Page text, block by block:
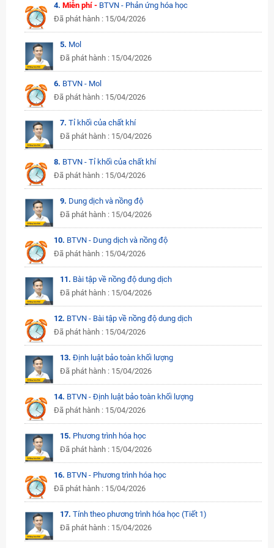
4.Miễn phí - BTVN - Phản ứng hóa học
Đã phát hành : 15/04/2026
5. Mol
Đã phát hành : 15/04/2026
6. BTVN - Mol
Đã phát hành : 15/04/2026
7. Tỉ khối của chất khí
Đã phát hành : 15/04/2026
8. BTVN - Tỉ khối của chất khí
Đã phát hành : 15/04/2026
9. Dung dịch và nồng độ
Đã phát hành : 15/04/2026
10. BTVN - Dung dịch và nồng độ
Đã phát hành : 15/04/2026
11. Bài tập về nồng độ dung dịch
Đã phát hành : 15/04/2026
12. BTVN - Bài tập về nồng độ dung dịch
Đã phát hành : 15/04/2026
13. Định luật bảo toàn khối lượng
Đã phát hành : 15/04/2026
14. BTVN - Định luật bảo toàn khối lượng
Đã phát hành : 15/04/2026
15. Phương trình hóa học
Đã phát hành : 15/04/2026
16. BTVN - Phương trình hóa học
Đã phát hành : 15/04/2026
17. Tính theo phương trình hóa học (Tiết 1)
Đã phát hành : 15/04/2026